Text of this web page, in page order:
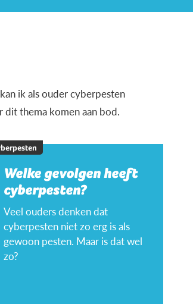
ik als ouder cyberpesten
dit thema komen aan bod.
Welke gevolgen heeft
cyberpesten?
Veel ouders denken dat
cyberpesten niet zo erg is als
gewoon pesten. Maar is dat wel
zo?